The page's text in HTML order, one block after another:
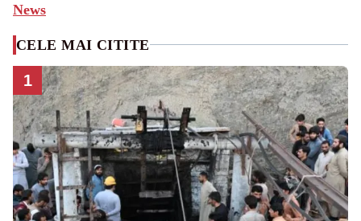
News
CELE MAI CITITE
1